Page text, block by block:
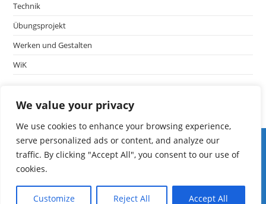
We value your privacy
We use cookies to enhance your browsing experience,
serve personalized ads or content, and analyze our
traffic. By clicking "Accept All", you consent to our use of
cookies.
Customize Reject All Accept All
Technik
Übungsprojekt
Werken und Gestalten
WiK
edoop
Schulmanager
Fibs
mebis